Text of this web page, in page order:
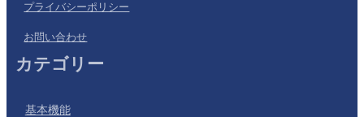
プライバシーポリシー
お問い合わせ
カテゴリー
基本機能